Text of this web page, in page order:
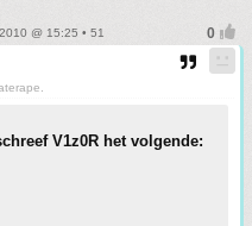
@ 15:25 • 51
V1z0R het volgende: